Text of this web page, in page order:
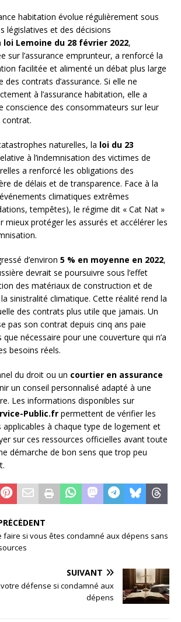
habitation évolue régulièrement sous
législatives et des décisions
loi Lemoine du 28 février 2022,
sur l’assurance emprunteur, a renforcé la
facilitée et alimenté un débat plus large
des contrats d’assurance. Si elle ne
à l’assurance habitation, elle a
conscience des consommateurs sur leur
contrat.
naturelles, la loi du 23
à l’indemnisation des victimes de
a renforcé les obligations des
de délais et de transparence. Face à la
climatiques extrêmes
tempêtes), le régime dit « Cat Nat »
mieux protéger les assurés et accélérer les
d’environ 5 % en moyenne en 2022,
devrait se poursuivre sous l’effet
des matériaux de construction et de
sinistralité climatique. Cette réalité rend la
des contrats plus utile que jamais. Un
pas son contrat depuis cinq ans paie
nécessaire pour une couverture qui n’a
besoins réels.
du droit ou un courtier en assurance
un conseil personnalisé adapté à une
Les informations disponibles sur
Public.fr permettent de vérifier les
applicables à chaque type de logement et
sur ces ressources officielles avant toute
démarche de bon sens que trop peu
faire si vous êtes condamné aux dépens sans
SUIVANT
défense si condamné aux
dépens